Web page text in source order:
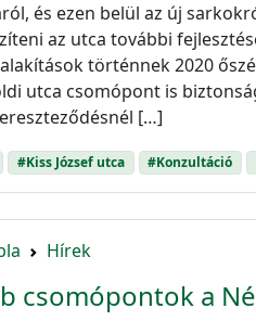
és ezen belül az új
az utca további
történnek 2020
utca csomópont is
[…]
#Kiss József utca #Konzultáció
Hírek
csomópontok a